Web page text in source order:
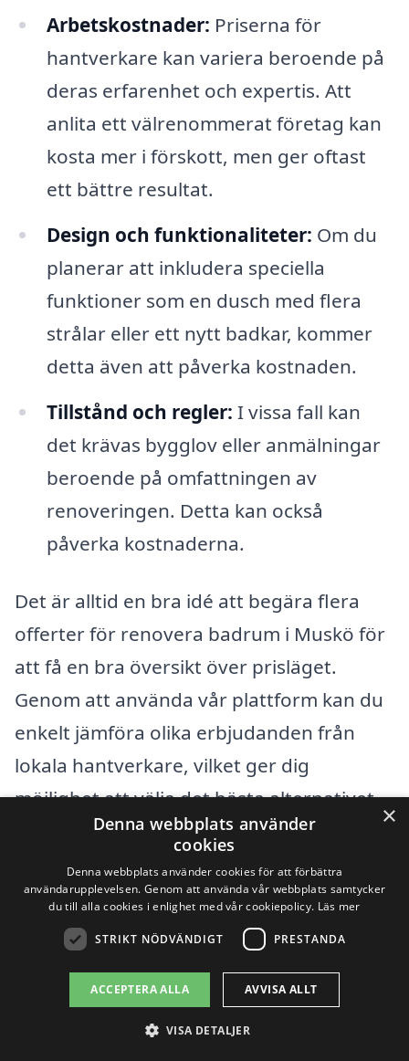
Arbetskostnader: Priserna för
hantverkare kan variera beroende på
deras erfarenhet och expertis. Att
anlita ett välrenommerat företag kan
kosta mer i förskott, men ger oftast
ett bättre resultat.
Design och funktionaliteter: Om du
planerar att inkludera speciella
funktioner som en dusch med flera
strålar eller ett nytt badkar, kommer
detta även att påverka kostnaden.
Tillstånd och regler: I vissa fall kan
det krävas bygglov eller anmälningar
beroende på omfattningen av
renoveringen. Detta kan också
påverka kostnaderna.
Det är alltid en bra idé att begära flera
offerter för renovera badrum i Muskö för
att få en bra översikt över prisläget.
Genom att använda vår plattform kan du
enkelt jämföra olika erbjudanden från
lokala hantverkare, vilket ger dig
möjlighet att välja det bästa alternativet
för dina behov och budget. Tänk på att
det inte alltid är den billigaste lösningen
som är den bästa – kvalitet och service är
också avgörande faktorer att ta hänsyn
research kan du hitta det perfekta
företaget för att renovera badrum i
×
Denna webbplats använder
cookies
Denna webbplats använder cookies för att förbättra
användarupplevelsen. Genom att använda vår webbplats samtycker
du till alla cookies i enlighet med vår cookiepolicy. Läs mer
STRIKT NÖDVÄNDIGT PRESTANDA
ACCEPTERA ALLA AVVISA ALLT
VISA DETALJER